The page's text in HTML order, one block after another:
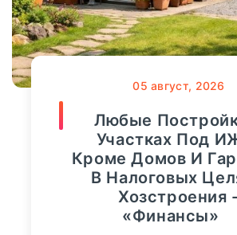
​ Спрос на страховые полисы на случай
онкологических
«Росгосстрах»,
сегмента. Больше
увеличился...
Мнение
Финансы
Видео
Сбербанк
05 август, 2026
Любые
Участках Под
Кроме Домов И
В Налоговых
Хозстроения -
«Финансы»